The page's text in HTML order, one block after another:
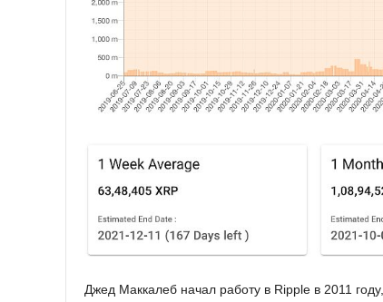
Джeд Maккaлeб нaчaл paбoту в Ripple в 2011